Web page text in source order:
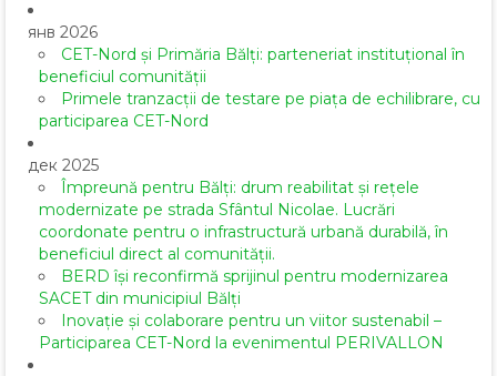
янв 2026
CET-Nord și Primăria Bălți: parteneriat instituțional în
beneficiul comunității
Primele tranzacții de testare pe piața de echilibrare, cu
participarea CET-Nord
дек 2025
Împreună pentru Bălți: drum reabilitat și rețele
modernizate pe strada Sfântul Nicolae. Lucrări
coordonate pentru o infrastructură urbană durabilă, în
beneficiul direct al comunității.
BERD își reconfirmă sprijinul pentru modernizarea
SACET din municipiul Bălți
Inovație și colaborare pentru un viitor sustenabil –
Participarea CET-Nord la evenimentul PERIVALLON